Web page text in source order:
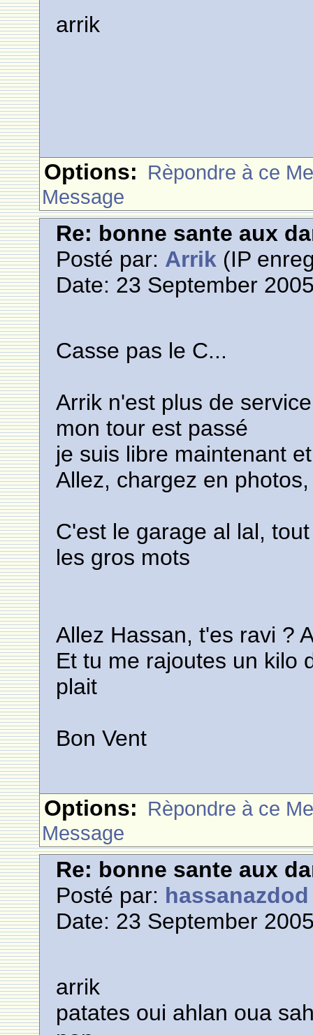
arrik
Options: Rèpondre à ce
Message
Re: bonne sante aux
Posté par: Arrik (IP
Date: 23 September
Casse pas le C...
Arrik n'est plus de service
mon tour est passé
je suis libre maintenant
Allez, chargez en
C'est le garage al lal,
les gros mots
Allez Hassan, t'es ravi ?
Et tu me rajoutes un kilo
plait
Bon Vent
Options: Rèpondre à ce
Message
Re: bonne sante aux
Posté par: hassanazdod
Date: 23 September
arrik
patates oui ahlan oua